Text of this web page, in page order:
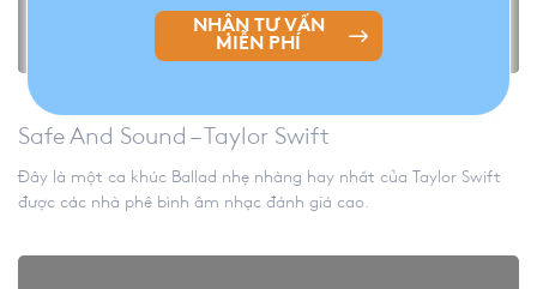
Safe And Sound – Taylor Swift
Đây là một ca khúc Ballad nhẹ nhàng hay nhất của Taylor Swift
được các nhà phê bình âm nhạc đánh giá cao.
NHẬN TƯ VẤN
MIỄN PHÍ